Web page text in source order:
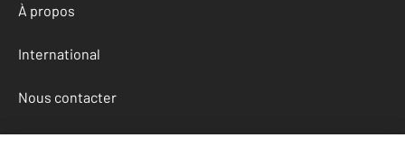
À propos
International
Nous contacter